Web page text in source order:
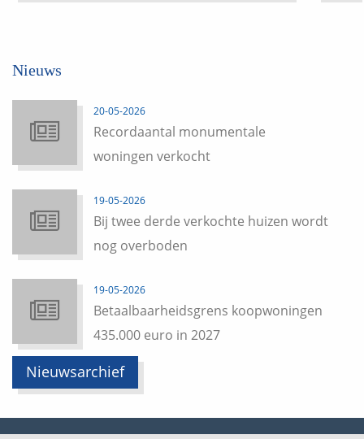
Nieuws
20-05-2026
Recordaantal monumentale
woningen verkocht
19-05-2026
Bij twee derde verkochte huizen wordt
nog overboden
19-05-2026
Betaalbaarheidsgrens koopwoningen
435.000 euro in 2027
Nieuwsarchief